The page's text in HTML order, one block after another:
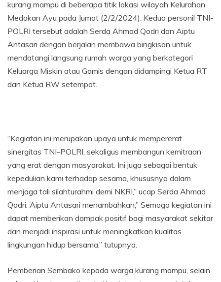
kurang mampu di beberapa titik lokasi wilayah Kelurahan
Medokan Ayu pada Jumat (2/2/2024). Kedua personil TNI-
POLRI tersebut adalah Serda Ahmad Qodri dan Aiptu
Antasari dengan berjalan membawa bingkisan untuk
mendatangi langsung rumah warga yang berkategori
Keluarga Miskin atau Gamis dengan didampingi Ketua RT
dan Ketua RW setempat.
“Kegiatan ini merupakan upaya untuk mempererat
sinergitas TNI-POLRI, sekaligus membangun kemitraan
yang erat dengan masyarakat. Ini juga sebagai bentuk
kepedulian kami terhadap sesama, khususnya dalam
menjaga tali silahturahmi demi NKRI,” ucap Serda Ahmad
Qodri. Aiptu Antasari menambahkan,” Semoga kegiatan ini
dapat memberikan dampak positif bagi masyarakat sekitar
dan menjadi inspirasi untuk meningkatkan kualitas
lingkungan hidup bersama,” tutupnya.
Pemberian Sembako kepada warga kurang mampu, selain